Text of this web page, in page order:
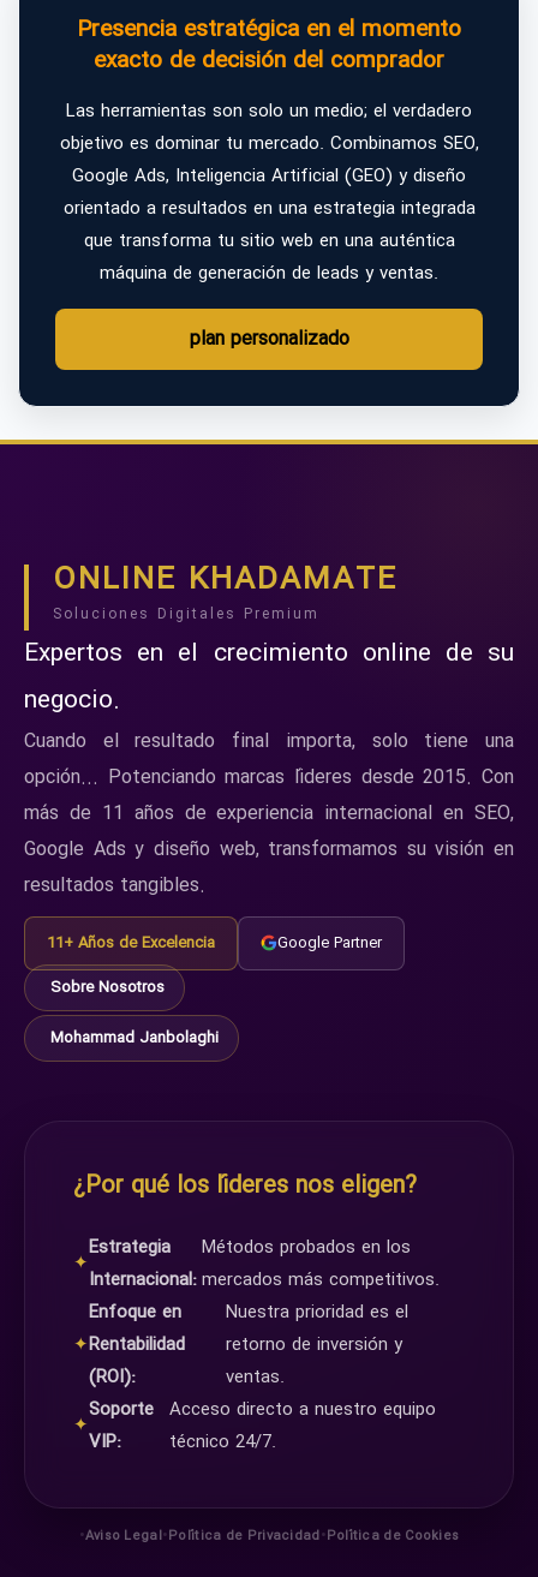
Presencia estratégica en el momento
exacto de decisión del comprador
Las herramientas son solo un medio; el verdadero
objetivo es dominar tu mercado. Combinamos SEO,
Google Ads, Inteligencia Artificial (GEO) y diseño
orientado a resultados en una estrategia integrada
que transforma tu sitio web en una auténtica
máquina de generación de leads y ventas.
plan personalizado
ONLINE KHADAMATE
Soluciones Digitales Premium
Expertos en el crecimiento online de su
negocio.
Cuando el resultado final importa, solo tiene una
opción... Potenciando marcas líderes desde 2015. Con
más de 11 años de experiencia internacional en SEO,
Google Ads y diseño web, transformamos su visión en
resultados tangibles.
11+ Años de Excelencia
Google Partner
Sobre Nosotros
Mohammad Janbolaghi
¿Por qué los líderes nos eligen?
✦
Estrategia
Internacional:
Métodos probados en los
mercados más competitivos.
✦
Enfoque en
Rentabilidad
(ROI):
Nuestra prioridad es el
retorno de inversión y
ventas.
✦
Soporte
VIP:
Acceso directo a nuestro equipo
técnico 24/7.
•Aviso Legal•Política de Privacidad•Política de Cookies